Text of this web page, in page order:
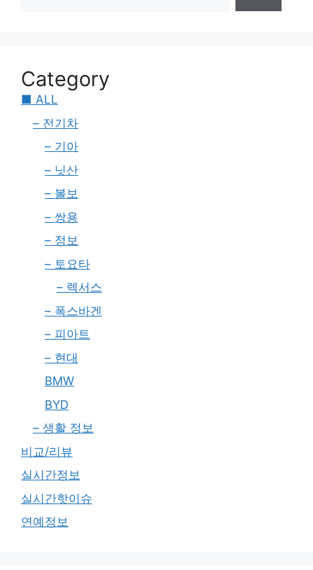
Category
■ ALL
– 전기차
– 기아
– 닛산
– 볼보
– 쌍용
– 정보
– 토요타
– 렉서스
– 폭스바겐
– 피아트
– 현대
BMW
BYD
– 생활 정보
비교/리뷰
실시간정보
실시간핫이슈
연예정보